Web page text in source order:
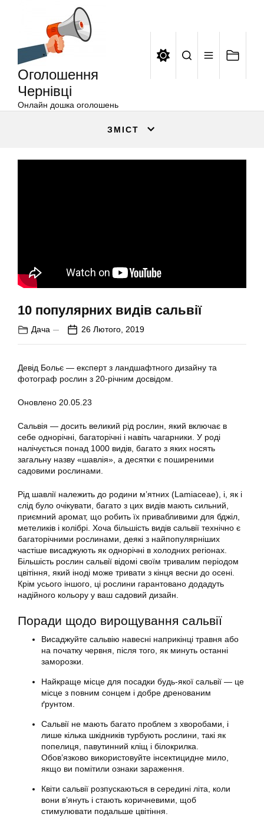
Оголошення
Чернівці
Онлайн дошка оголошень
ЗМІСТ
10 популярних видів сальвії
Дача 26 Лютого, 2019
Девід Больє — експерт з ландшафтного дизайну та
фотограф рослин з 20-річним досвідом.
Оновлено 20.05.23
Сальвія — досить великий рід рослин, який включає в
себе однорічні, багаторічні і навіть чагарники. У роді
налічується понад 1000 видів, багато з яких носять
загальну назву «шавлія», а десятки є поширеними
садовими рослинами.
Рід шавлії належить до родини м’ятних (Lamiaceae), і, як і
слід було очікувати, багато з цих видів мають сильний,
приємний аромат, що робить їх привабливими для бджіл,
метеликів і колібрі. Хоча більшість видів сальвії технічно є
багаторічними рослинами, деякі з найпопулярніших
частіше висаджують як однорічні в холодних регіонах.
Більшість рослин сальвії відомі своїм тривалим періодом
цвітіння, який іноді може тривати з кінця весни до осені.
Крім усього іншого, ці рослини гарантовано додадуть
надійного кольору у ваш садовий дизайн.
Поради щодо вирощування сальвії
Висаджуйте сальвію навесні наприкінці травня або
на початку червня, після того, як минуть останні
заморозки.
Найкраще місце для посадки будь-якої сальвії — це
місце з повним сонцем і добре дренованим
ґрунтом.
Сальвії не мають багато проблем з хворобами, і
лише кілька шкідників турбують рослини, такі як
попелиця, павутинний кліщ і білокрилка.
Обов’язково використовуйте інсектицидне мило,
якщо ви помітили ознаки зараження.
Квіти сальвії розпускаються в середині літа, коли
вони в’януть і стають коричневими, щоб
стимулювати подальше цвітіння.